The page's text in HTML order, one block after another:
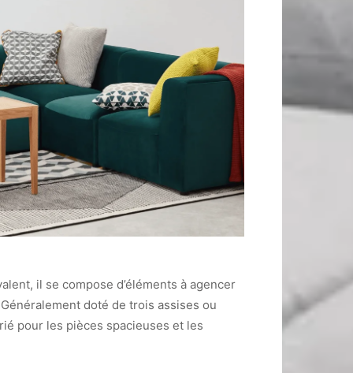
il se compose d’éléments à agencer
doté de trois assises ou
pour les pièces spacieuses et les